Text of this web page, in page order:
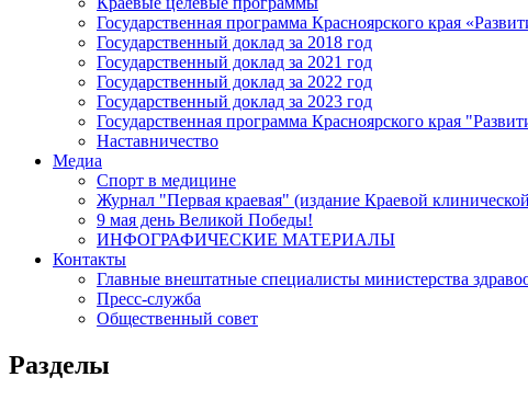
Государственная программа Красноярского края
Государственный доклад за 2018 год
Государственный доклад за 2021 год
Государственный доклад за 2022 год
Государственный доклад за 2023 год
Государственная программа Красноярского края
Наставничество
Медиа
Спорт в медицине
Журнал "Первая краевая" (издание Краевой
9 мая день Великой Победы!
ИНФОГРАФИЧЕСКИЕ МАТЕРИАЛЫ
Контакты
Главные внештатные специалисты министерства
Пресс-служба
Общественный совет
Разделы